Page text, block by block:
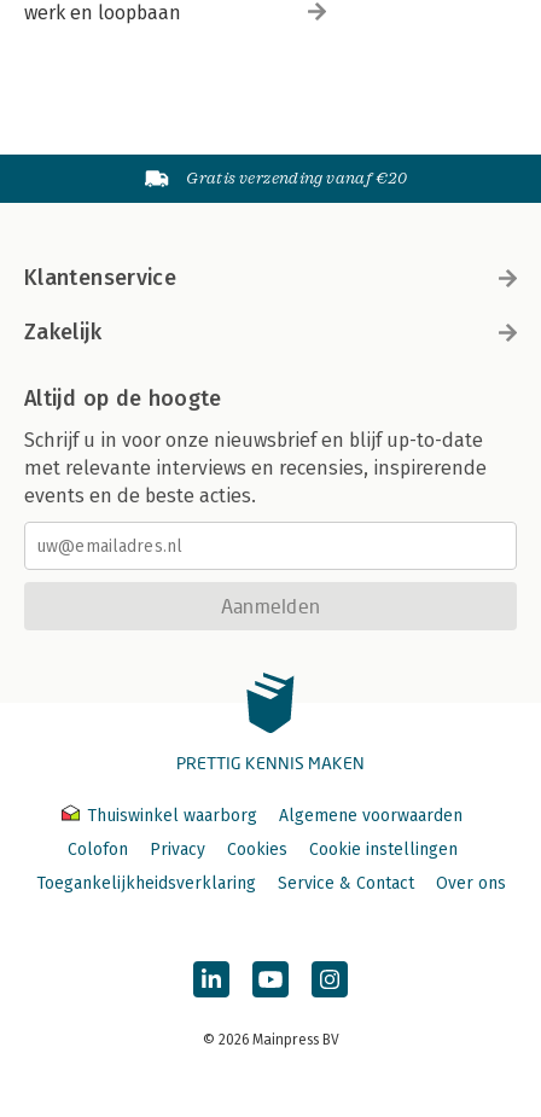
werk en loopbaan
Gratis verzending vanaf €20
Klantenservice
Zakelijk
Altijd op de hoogte
Schrijf u in voor onze nieuwsbrief en blijf up-to-date
met relevante interviews en recensies, inspirerende
events en de beste acties.
Aanmelden
PRETTIG KENNIS MAKEN
Thuiswinkel waarborg
Algemene voorwaarden
Colofon
Privacy Cookies
Cookie instellingen
Toegankelijkheidsverklaring
Service & Contact Over ons
© 2026 Mainpress BV